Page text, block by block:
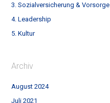
3. Sozialversicherung & Vorsorge
4. Leadership
5. Kultur
Archiv
August 2024
Juli 2021